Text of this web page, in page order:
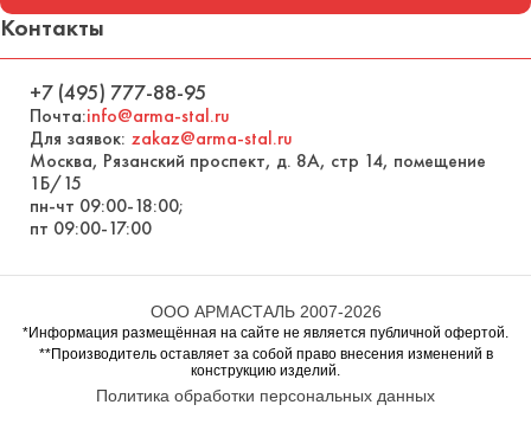
Контакты
+7 (495) 777-88-95
Почта:info@arma-stal.ru
Для заявок: zakaz@arma-stal.ru
Москва, Рязанский проспект, д. 8А, стр 14, помещение
1Б/15
пн-чт 09:00-18:00;
пт 09:00-17:00
ООО АРМАСТАЛЬ 2007-2026
*Информация размещённая на сайте не является публичной офертой.
**Производитель оставляет за собой право внесения изменений в
конструкцию изделий.
Политика обработки персональных данных